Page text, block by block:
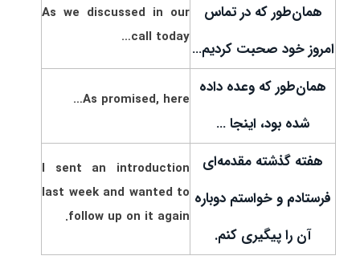
همان‌طور که در تماس
امروز خود صحبت کردیم…
As we discussed in our
call today…
همان‌طور که وعده داده
شده بود، اینجا …
As promised, here…
هفته گذشته مقدمه‌ای
فرستادم و خواستم دوباره
آن را پیگیری کنم.
I sent an introduction
last week and wanted to
follow up on it again.